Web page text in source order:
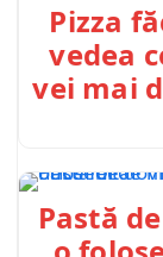
Pizza
vedea
vei mai
Pastă